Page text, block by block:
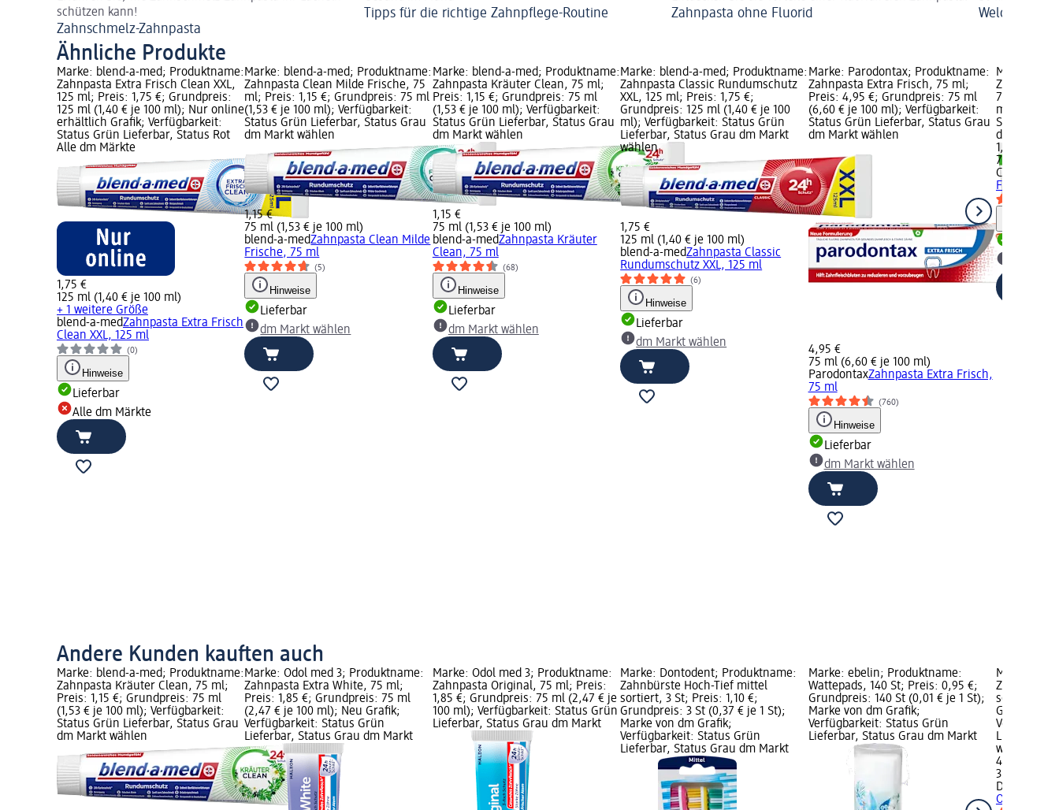
schützen kann!
Zahnschmelz-Zahnpasta
Tipps für die richtige Zahnpflege-Routine Zahnpasta ohne Fluorid Welche
Ähnliche Produkte
Marke: blend-a-med; Produktname:
Zahnpasta Extra Frisch Clean XXL,
125 ml; Preis: 1,75 €; Grundpreis:
125 ml (1,40 € je 100 ml); Nur online
erhältlich Grafik; Verfügbarkeit:
Status Grün Lieferbar, Status Rot
Alle dm Märkte
1,75 €
125 ml (1,40 € je 100 ml)
+ 1 weitere Größe
blend-a-medZahnpasta Extra Frisch
Clean XXL, 125 ml
(0)
Hinweise
Lieferbar
Alle dm Märkte
Marke: blend-a-med; Produktname:
Zahnpasta Clean Milde Frische, 75
ml; Preis: 1,15 €; Grundpreis: 75 ml
(1,53 € je 100 ml); Verfügbarkeit:
Status Grün Lieferbar, Status Grau
dm Markt wählen
1,15 €
75 ml (1,53 € je 100 ml)
blend-a-medZahnpasta Clean Milde
Frische, 75 ml
(5)
Hinweise
Lieferbar
dm Markt wählen
Marke: blend-a-med; Produktname:
Zahnpasta Kräuter Clean, 75 ml;
Preis: 1,15 €; Grundpreis: 75 ml
(1,53 € je 100 ml); Verfügbarkeit:
Status Grün Lieferbar, Status Grau
dm Markt wählen
1,15 €
75 ml (1,53 € je 100 ml)
blend-a-medZahnpasta Kräuter
Clean, 75 ml
(68)
Hinweise
Lieferbar
dm Markt wählen
Marke: blend-a-med; Produktname:
Zahnpasta Classic Rundumschutz
XXL, 125 ml; Preis: 1,75 €;
Grundpreis: 125 ml (1,40 € je 100
ml); Verfügbarkeit: Status Grün
Lieferbar, Status Grau dm Markt
wählen
1,75 €
125 ml (1,40 € je 100 ml)
blend-a-medZahnpasta Classic
Rundumschutz XXL, 125 ml
(6)
Hinweise
Lieferbar
dm Markt wählen
Marke: Parodontax; Produktname:
Zahnpasta Extra Frisch, 75 ml;
Preis: 4,95 €; Grundpreis: 75 ml
(6,60 € je 100 ml); Verfügbarkeit:
Status Grün Lieferbar, Status Grau
dm Markt wählen
4,95 €
75 ml (6,60 € je 100 ml)
ParodontaxZahnpasta Extra Frisch,
75 ml
(760)
Hinweise
Lieferbar
dm Markt wählen
Marke:
Zahnpasta
75 ml;
ml (1,67 €
Status
dm Markt
1,25 €
75 ml (1,67
Colgate
Frisch, 75
Andere Kunden kauften auch
Marke: blend-a-med; Produktname:
Zahnpasta Kräuter Clean, 75 ml;
Preis: 1,15 €; Grundpreis: 75 ml
(1,53 € je 100 ml); Verfügbarkeit:
Status Grün Lieferbar, Status Grau
dm Markt wählen
Marke: Odol med 3; Produktname:
Zahnpasta Extra White, 75 ml;
Preis: 1,85 €; Grundpreis: 75 ml
(2,47 € je 100 ml); Neu Grafik;
Verfügbarkeit: Status Grün
Lieferbar, Status Grau dm Markt
Marke: Odol med 3; Produktname:
Zahnpasta Original, 75 ml; Preis:
1,85 €; Grundpreis: 75 ml (2,47 € je
100 ml); Verfügbarkeit: Status Grün
Lieferbar, Status Grau dm Markt
Marke: Dontodent; Produktname:
Zahnbürste Hoch-Tief mittel
sortiert, 3 St; Preis: 1,10 €;
Grundpreis: 3 St (0,37 € je 1 St);
Marke von dm Grafik;
Verfügbarkeit: Status Grün
Lieferbar, Status Grau dm Markt
Marke: ebelin; Produktname:
Wattepads, 140 St; Preis: 0,95 €;
Grundpreis: 140 St (0,01 € je 1 St);
Marke von dm Grafik;
Verfügbarkeit: Status Grün
Lieferbar, Status Grau dm Markt
Marke: Dr.
sortiert, 3
Grundpreis:
Lieferbar,
wählen
4,55 €
3 St (1,52 €
Dr. BEST
Original